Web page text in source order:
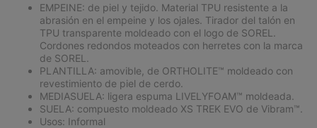
EMPEINE: de piel y tejido. Material TPU resistente a la
abrasión en el empeine y los ojales. Tirador del talón en
TPU transparente moldeado con el logo de SOREL.
Cordones redondos moteados con herretes con la marca
de SOREL.
PLANTILLA: amovible, de ORTHOLITE™ moldeado con
revestimiento de piel de cerdo.
MEDIASUELA: ligera espuma LIVELYFOAM™ moldeada.
SUELA: compuesto moldeado XS TREK EVO de Vibram™.
Usos: Informal